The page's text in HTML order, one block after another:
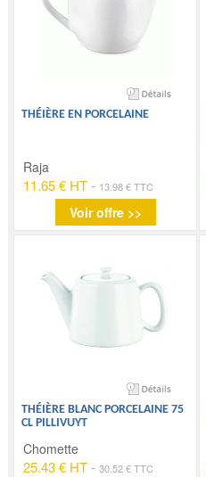
THÉIÈRE EN PORCELAINE
Raja
11.65 € HT - 13.98 € TTC
Voir offre >>
THÉIÈRE BLANC PORCELAINE 75
CL PILLIVUYT
Chomette
25.43 € HT -30.52 € TTC